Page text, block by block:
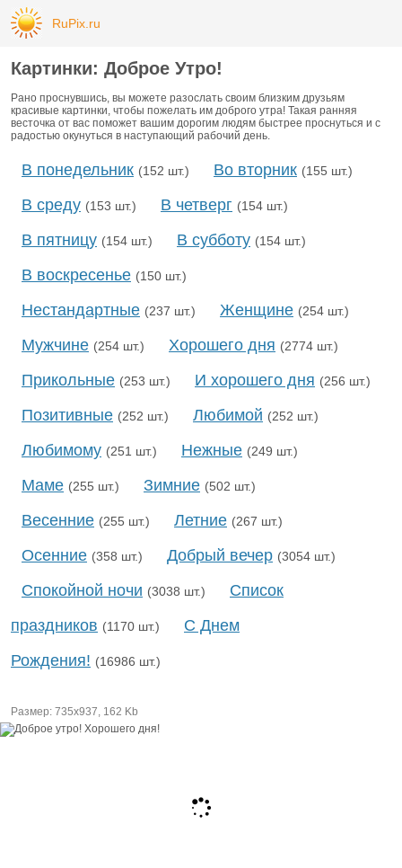
RuPix.ru
Картинки: Доброе Утро!
Рано проснувшись, вы можете разослать своим близким друзьям
красивые картинки, чтобы пожелать им доброго утра! Такая ранняя
весточка от вас поможет вашим дорогим людям быстрее проснуться и с
радостью окунуться в наступающий рабочий день.
В понедельник (152 шт.) Во вторник (155 шт.)
В среду (153 шт.) В четверг (154 шт.)
В пятницу (154 шт.) В субботу (154 шт.)
В воскресенье (150 шт.)
Нестандартные (237 шт.) Женщине (254 шт.)
Мужчине (254 шт.) Хорошего дня (2774 шт.)
Прикольные (253 шт.) И хорошего дня (256 шт.)
Позитивные (252 шт.) Любимой (252 шт.)
Любимому (251 шт.) Нежные (249 шт.)
Маме (255 шт.) Зимние (502 шт.)
Весенние (255 шт.) Летние (267 шт.)
Осенние (358 шт.) Добрый вечер (3054 шт.)
Спокойной ночи (3038 шт.)
Список
праздников (1170 шт.)
С Днем
Рождения! (16986 шт.)
Размер: 735х937, 162 Kb